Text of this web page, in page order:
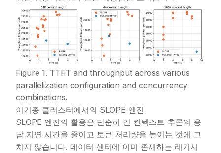
Figure 1. TTFT and throughput across various
parallelization configuration and concurrency
combinations.
이기종 클러스터에서의 SLOPE 엔진
SLOPE 엔진의 활용은 단순히 긴 컨텍스트 추론의 응
답 지연 시간을 줄이고 토큰 처리량을 높이는 것에 그
치지 않습니다. 데이터 센터에 이미 존재하는 레거시